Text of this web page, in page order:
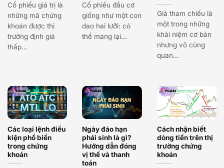
Cổ phiếu giá trị là
những mã chứng
khoán được thị
trường định giá
thấp...
Cổ phiếu đầu cơ
giống như một con
dao hai lưỡi: có
thể mang lại...
Giá tham chiếu là
một trong những
khái niệm cơ bản
nhưng vô cùng
quan...
Các loại lệnh điều
kiện phổ biến
trong chứng
khoán
Ngày đáo hạn
phái sinh là gì?
Hướng dẫn đóng
vị thế và thanh
toán
Cách nhận biết
dòng tiền trên thị
trường chứng
khoán